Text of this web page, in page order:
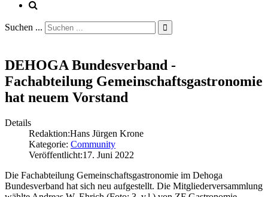
Suchen ... 
DEHOGA Bundesverband -
Fachabteilung Gemeinschaftsgastronomie
hat neuem Vorstand
Details
Redaktion:Hans Jürgen Krone
Kategorie: Community
Veröffentlicht:17. Juni 2022
Die Fachabteilung Gemeinschaftsgastronomie im Dehoga
Bundesverband hat sich neu aufgestellt. Die Mitgliederversammlung